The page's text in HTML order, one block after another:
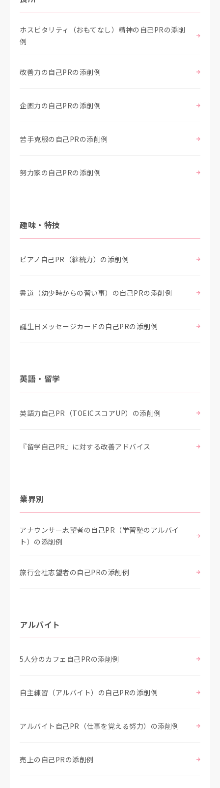
ホスピタリティ（おもてなし）精神の自己PRの添削
例
改善力の自己PRの添削例
企画力の自己PRの添削例
苦手克服の自己PRの添削例
努力家の自己PRの添削例
趣味・特技
ピアノ自己PR（継続力）の添削例
書道（幼少時からの習い事）の自己PRの添削例
誕生日メッセージカードの自己PRの添削例
英語・留学
英語力自己PR（TOEICスコアUP）の添削例
『留学自己PR』に対する改善アドバイス
業界別
アナウンサー志望者の自己PR（学習塾のアルバイ
ト）の添削例
旅行会社志望者の自己PRの添削例
アルバイト
5人分のカフェ自己PRの添削例
自主練習（アルバイト）の自己PRの添削例
アルバイト自己PR（仕事を覚える努力）の添削例
売上の自己PRの添削例